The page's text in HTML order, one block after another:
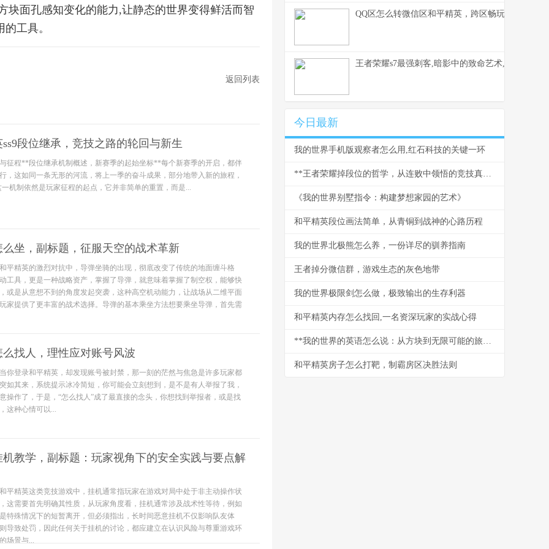
块面孔感知变化的能力,让静态的世界变得鲜活而智
工具。
返回列表
段位继承，竞技之路的轮回与新生
征程**段位继承机制概述，新赛季的起始坐标**每个新赛季的开启，都伴
，这如同一条无形的河流，将上一季的奋斗成果，部分地带入新的旅程，
机制依然是玩家征程的起点，它并非简单的重置，而是...
坐，副标题，征服天空的战术革新
平精英的激烈对抗中，导弹坐骑的出现，彻底改变了传统的地面缠斗格
工具，更是一种战略资产，掌握了导弹，就意味着掌握了制空权，能够快
或是从意想不到的角度发起突袭，这种高空机动能力，让战场从二维平面
家提供了更丰富的战术选择。导弹的基本乘坐方法想要乘坐导弹，首先需
找人，理性应对账号风波
你登录和平精英，却发现账号被封禁，那一刻的茫然与焦急是许多玩家都
如其来，系统提示冰冷简短，你可能会立刻想到，是不是有人举报了我，
操作了，于是，“怎么找人”成了最直接的念头，你想找到举报者，或是找
这种心情可以...
教学，副标题：玩家视角下的安全实践与要点解
平精英这类竞技游戏中，挂机通常指玩家在游戏对局中处于非主动操作状
这需要首先明确其性质，从玩家角度看，挂机通常涉及战术性等待，例如
特殊情况下的短暂离开，但必须指出，长时间恶意挂机不仅影响队友体
导致处罚，因此任何关于挂机的讨论，都应建立在认识风险与尊重游戏环
场景与...
QQ区怎么转微信区和平精英，跨区畅玩全指南，
王者荣耀s7最强刺客,暗影中的致命艺术,一个时代
今日最新
我的世界手机版观察者怎么用,红石科技的关键一环
**王者荣耀掉段位的哲学，从连败中领悟的竞技真谛**
《我的世界别墅指令：构建梦想家园的艺术》
和平精英段位画法简单，从青铜到战神的心路历程
我的世界北极熊怎么养，一份详尽的驯养指南
王者掉分微信群，游戏生态的灰色地带
我的世界极限剑怎么做，极致输出的生存利器
和平精英内存怎么找回,一名资深玩家的实战心得
**我的世界的英语怎么说：从方块到无限可能的旅程**
和平精英房子怎么打靶，制霸房区决胜法则